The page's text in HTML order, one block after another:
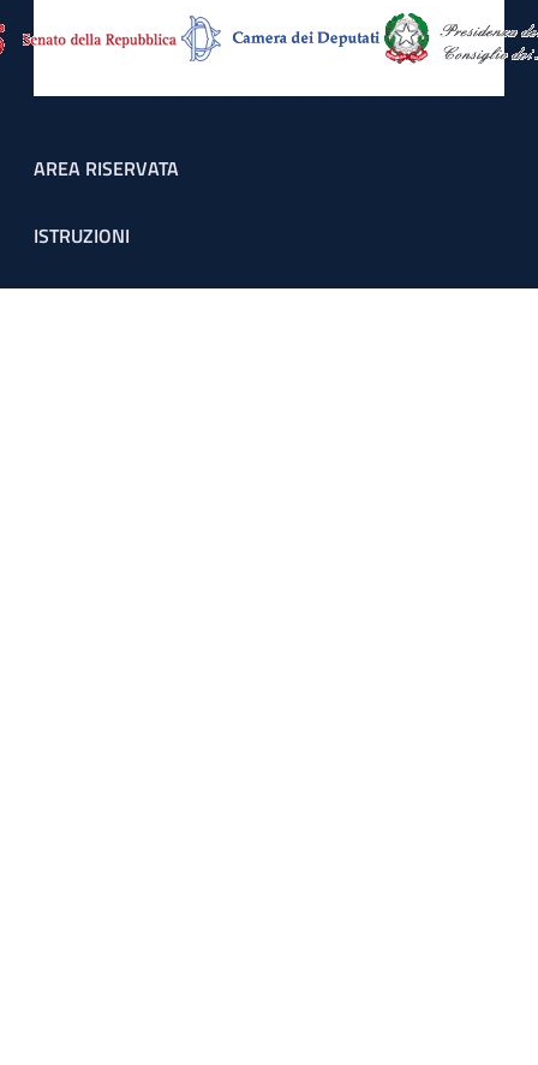
Footer menu
AREA RISERVATA
ISTRUZIONI